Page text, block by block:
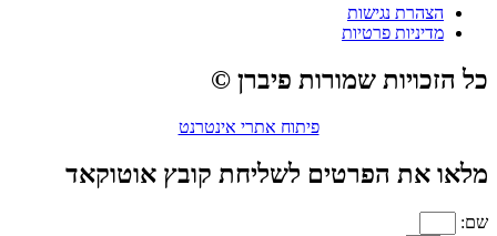
הצהרת נגישות
מדיניות פרטיות
כל הזכויות שמורות פיברן ©
פיתוח אתרי אינטרנט
מלאו את הפרטים לשליחת קובץ אוטוקאד
שם: